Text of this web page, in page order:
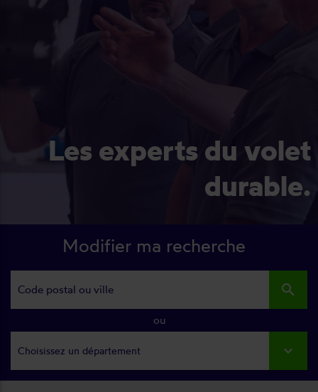
Les experts du volet
durable.
Modifier ma recherche
search
ou
Choisissez un département